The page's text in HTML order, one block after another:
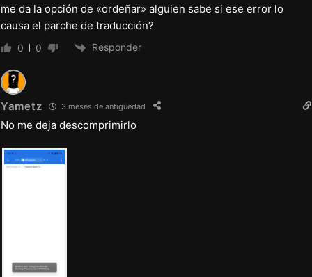
me da la opción de «ordeñar» alguien sabe si ese error lo
causa el parche de traducción?
0 0 Responder
Yametz 3 meses de antigüedad
No me deja descomprimirlo